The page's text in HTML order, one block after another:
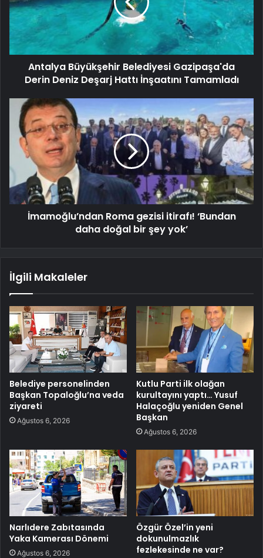
Antalya Büyükşehir Belediyesi Gazipaşa'da
Derin Deniz Deşarj Hattı İnşaatını Tamamladı
İmamoğlu’ndan Roma gezisi itirafı! ‘Bundan
daha doğal bir şey yok’
İlgili Makaleler
Belediye personelinden
Başkan Topaloğlu’na veda
ziyareti
Ağustos 6, 2026
Kutlu Parti ilk olağan
kurultayını yaptı… Yusuf
Halaçoğlu yeniden Genel
Başkan
Ağustos 6, 2026
Narlıdere Zabıtasında
Yaka Kamerası Dönemi
Ağustos 6, 2026
Özgür Özel’in yeni
dokunulmazlık
fezlekesinde ne var?